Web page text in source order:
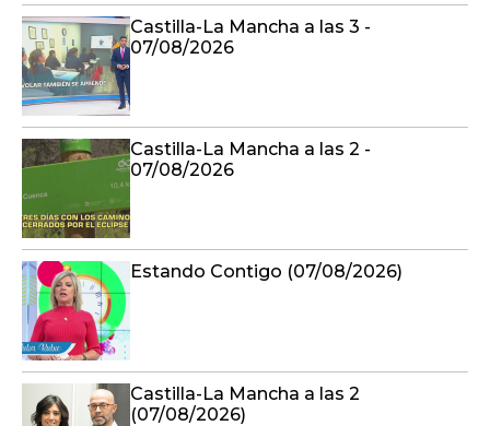
Castilla-La Mancha a las 3 -
07/08/2026
Castilla-La Mancha a las 2 -
07/08/2026
Estando Contigo (07/08/2026)
Castilla-La Mancha a las 2
(07/08/2026)